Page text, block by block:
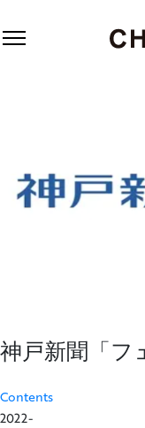
神戸新聞「フ
Contents
2022-